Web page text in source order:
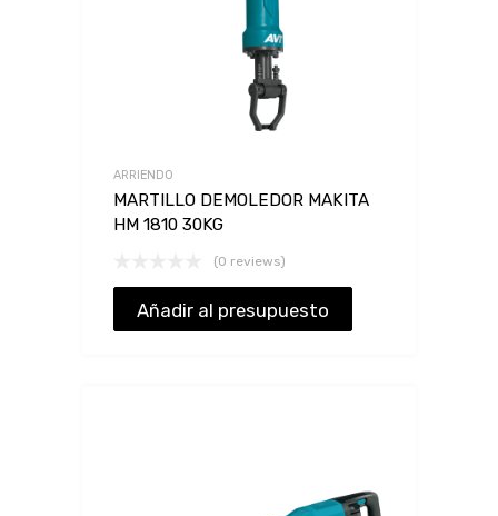
ARRIENDO
MARTILLO DEMOLEDOR MAKITA
HM 1810 30KG
(0 reviews)
Añadir al presupuesto